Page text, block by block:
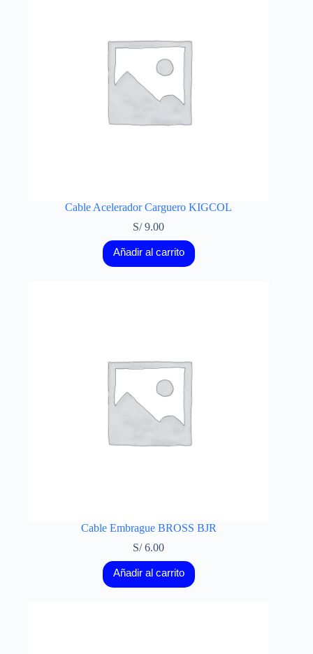
Cable Acelerador Carguero KIGCOL
S/9.00
Añadir al carrito
Cable Embrague BROSS BJR
S/6.00
Añadir al carrito